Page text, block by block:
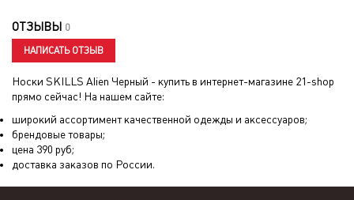
ОТЗЫВЫ 0
НАПИСАТЬ ОТЗЫВ
Носки SKILLS Alien Черный - купить в интернет-магазине 21-shop
прямо сейчас! На нашем сайте:
широкий ассортимент качественной одежды и аксессуаров;
брендовые товары;
цена 390 руб;
доставка заказов по России.